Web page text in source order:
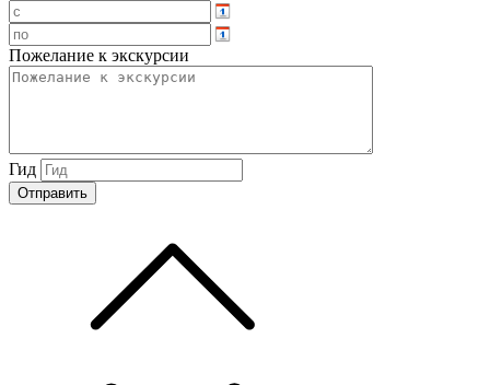
Пожелание к экскурсии
Гид